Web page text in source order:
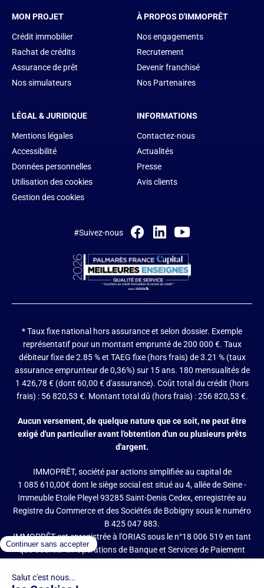
MON PROJET
Crédit immobilier
Rachat de crédits
Assurance de prêt
Nos simulateurs
À PROPOS D'IMMOPRÊT
Nos engagements
Recrutement
Devenir franchisé
Nos Partenaires
LÉGAL & JURIDIQUE
Mentions légales
Accessibilité
Données personnelles
Utilisation des cookies
Gestion des cookies
INFORMATIONS
Contactez-nous
Actualités
Presse
Avis clients
#Suivez-nous
* Taux fixe national hors assurance et selon dossier. Exemple
représentatif pour un montant emprunté de 200 000 €. Taux
débiteur fixe de 2.85 % et TAEG fixe (hors frais) de 3.21 % (taux
assurance emprunteur de 0,36%) sur 15 ans. 180 mensualités de
1 426,78 € (dont 60,00 € d'assurance). Coût total du crédit (hors
frais) : 56 820,53 €. Montant total dû (hors frais) : 256 820,53 €.
Aucun versement, de quelque nature que ce soit, ne peut être
exigé d'un particulier avant l'obtention d'un ou plusieurs prêts
d'argent.
IMMOPRÊT, société par actions simplifiée au capital de
1 085 610,00€ dont le siège social est situé au 4, allée de Seine -
Immeuble Etoile Pleyel 93285 Saint-Denis Cedex, enregistrée au
Registre du Commerce et des Sociétés de Bobigny sous le numéro
B 425 047 883.
IMMOPRÊT est enregistrée à l'ORIAS sous le n°18 006 519 en tant
que Courtier en Opérations de Banque et Services de Paiement
services de paiement (MIOBSP) de la société Partners Finances